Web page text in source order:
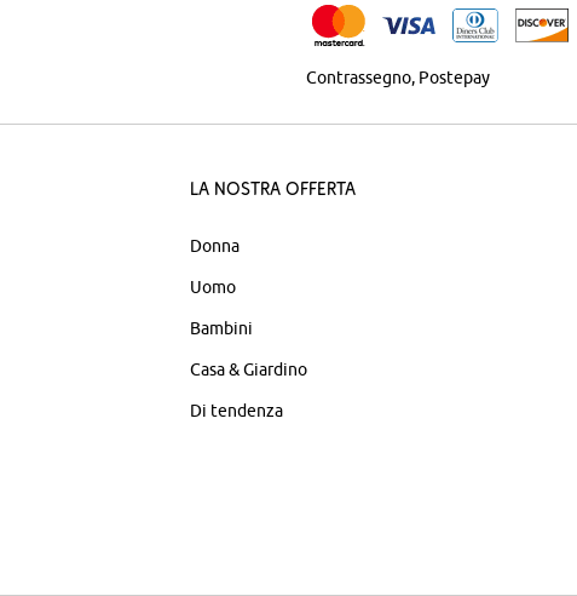
Contrassegno Postepay
La nostra offerta
Donna
Uomo
Bambini
Casa & Giardino
Di tendenza